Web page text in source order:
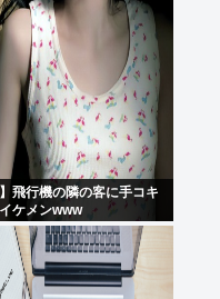
】飛行機の隣の客に手コキ
ケメンwww